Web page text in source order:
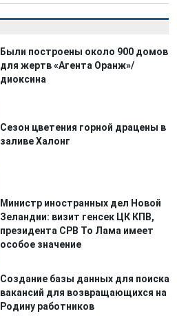
Были построены около 900 домов
для жертв «Агента Оранж»/
диоксина
Сезон цветения горной драцены в
заливе Халонг
Министр иностранных дел Новой
Зеландии: визит генсек ЦК КПВ,
президента СРВ То Лама имеет
особое значение
Создание базы данных для поиска
вакансий для возвращающихся на
Родину работников